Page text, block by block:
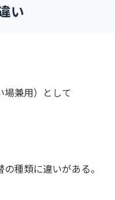
い
場兼用）として
種類に違いがある。